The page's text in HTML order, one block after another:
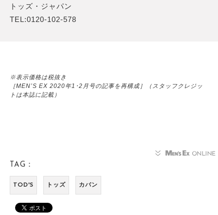
トッズ・ジャパン
TEL:0120-102-578
※表示価格は税抜き
［MEN’S EX 2020年1･2月号の記事を再構成］（スタッフクレジッ
トは本誌に記載）
TAG：
TOD'S トッズ カバン